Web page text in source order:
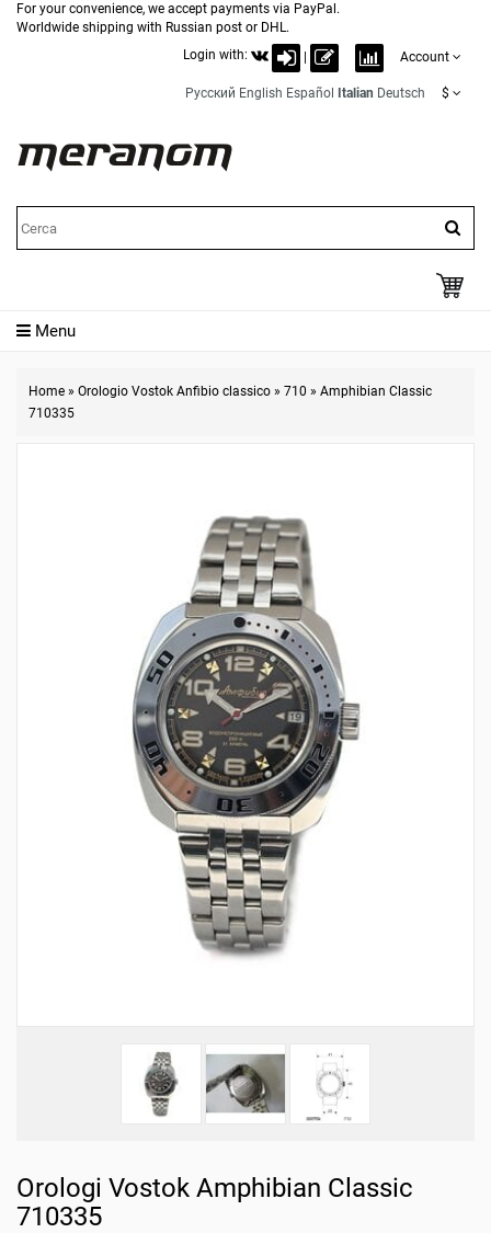
For your convenience, we accept payments via PayPal.
Worldwide shipping with Russian post or DHL.
Login with:
Account
Русский English Español Italian Deutsch $
Menu
Home » Orologio Vostok Anfibio classico » 710 » Amphibian Classic
710335
Orologi Vostok Amphibian Classic
710335